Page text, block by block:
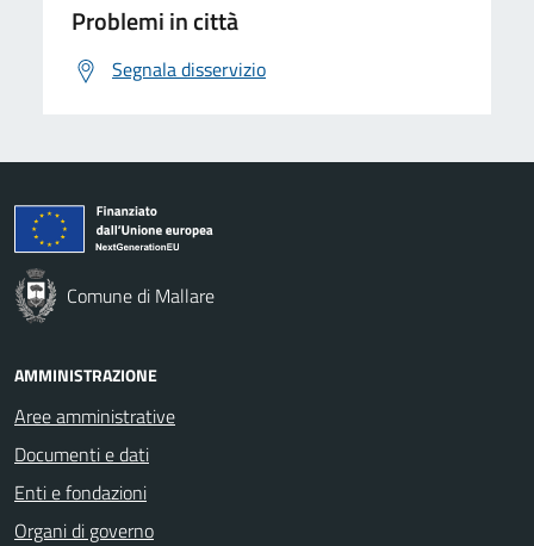
Problemi in città
Segnala disservizio
Comune di Mallare
AMMINISTRAZIONE
Aree amministrative
Documenti e dati
Enti e fondazioni
Organi di governo